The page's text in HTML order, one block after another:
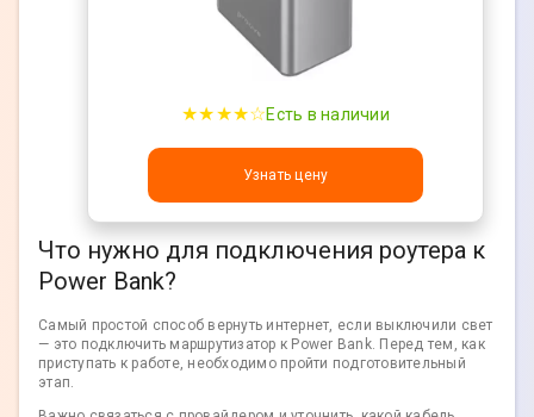
★★★★☆Есть в наличии
Узнать цену
Что нужно для подключения роутера к
Power Bank?
Самый простой способ вернуть интернет, если выключили свет
— это подключить маршрутизатор к Power Bank. Перед тем, как
приступать к работе, необходимо пройти подготовительный
этап.